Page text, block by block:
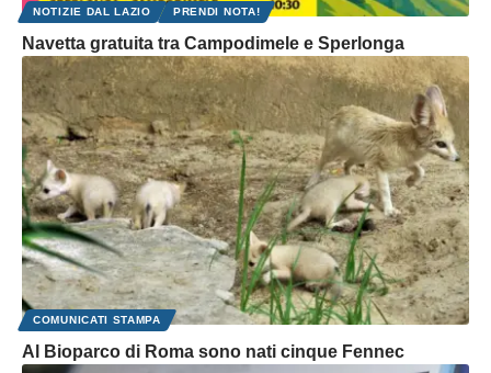
NOTIZIE DAL LAZIO PRENDI NOTA!
Navetta gratuita tra Campodimele e Sperlonga
COMUNICATI STAMPA
Al Bioparco di Roma sono nati cinque Fennec